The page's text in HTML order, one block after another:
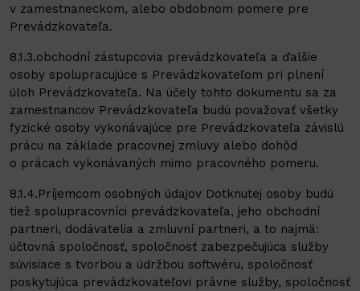
v zamestnaneckom, alebo obdobnom pomere pre
Prevádzkovateľa.
8.1.3.obchodní zástupcovia prevádzkovateľa a ďalšie
osoby spolupracujúce s Prevádzkovateľom pri plnení
úloh Prevádzkovateľa. Na účely tohto dokumentu sa za
zamestnancov Prevádzkovateľa budú považovať všetky
fyzické osoby vykonávajúce pre Prevádzkovateľa závislú
prácu na základe pracovnej zmluvy alebo dohôd
o prácach vykonávaných mimo pracovného pomeru.
8.1.4.Príjemcom osobných údajov Dotknutej osoby budú
tiež spolupracovníci prevádzkovateľa, jeho obchodní
partneri, dodávatelia a zmluvní partneri, a to najmä:
účtovná spoločnosť, spoločnosť zabezpečujúca služby
súvisiace s tvorbou a údržbou softwéru, spoločnosť
poskytujúca prevádzkovateľovi právne služby, spoločnosť